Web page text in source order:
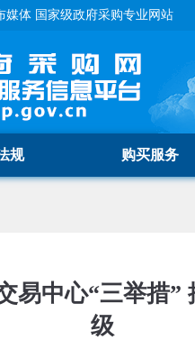
媒体 国家级政府采购专业网站
规 购买服务
易中心“三举措”
级